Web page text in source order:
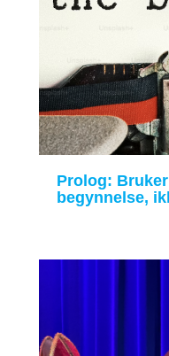
Prolog:
begynnelse,